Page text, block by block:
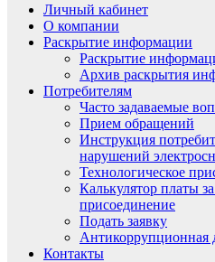
Личный кабинет
О компании
Раскрытие информации
Раскрытие
Архив раскрытия
Потребителям
Часто задаваемые
Прием обращений
Инструкция
нарушений
Технологическое
Калькулятор платы
присоединение
Подать заявку
Антикоррупционная
Контакты